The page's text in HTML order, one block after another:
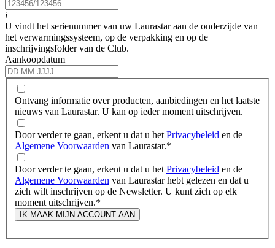
i
U vindt het serienummer van uw Laurastar aan de onderzijde van
het verwarmingssysteem, op de verpakking en op de
inschrijvingsfolder van de Club.
Aankoopdatum
Ontvang informatie over producten, aanbiedingen en het laatste
nieuws van Laurastar. U kan op ieder moment uitschrijven.
Door verder te gaan, erkent u dat u het Privacybeleid en de
Algemene Voorwaarden van Laurastar.*
Door verder te gaan, erkent u dat u het Privacybeleid en de
Algemene Voorwaarden van Laurastar hebt gelezen en dat u
zich wilt inschrijven op de Newsletter. U kunt zich op elk
moment uitschrijven.*
IK MAAK MIJN ACCOUNT AAN